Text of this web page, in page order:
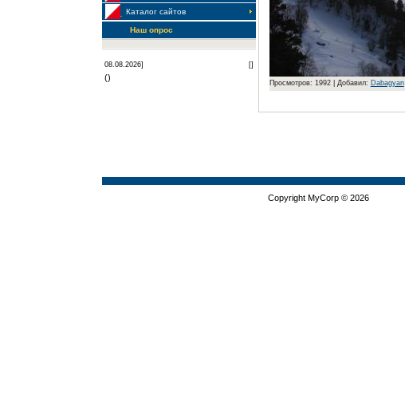
Каталог сайтов
Наш опрос
08.08.2026] []
()
Просмотров: 1992 Добавил: Dabagyan
Copyright MyCorp © 2026